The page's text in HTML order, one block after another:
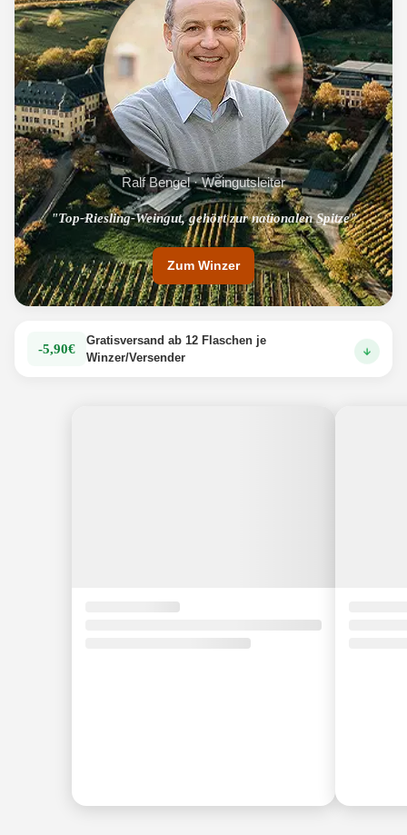
Ralf Bengel · Weingutsleiter
"Top-Riesling-Weingut, gehört zur nationalen Spitze"
"Filigrane &amp; ausbalancierte Rieslinge aus Bestlagen"
Zum Winzer
-5,90€
Gratisversand ab 12 Flaschen je
Winzer/Versender